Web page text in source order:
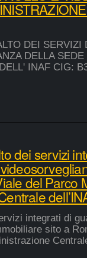
DEI
DELLA SEDE
INAF CIG:
dei servizi
del Parco
integrati di
sito a